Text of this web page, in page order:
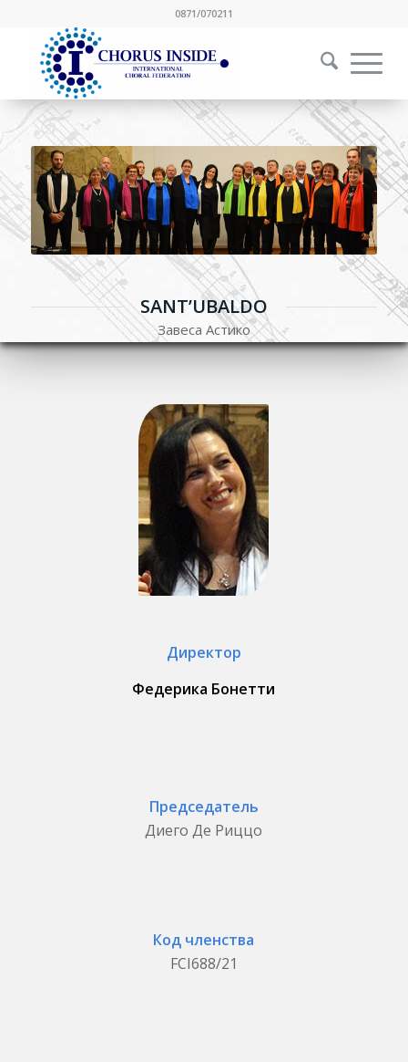
0871/070211
SANT’UBALDO
Завеса Астико
Директор
Федерика Бонетти
Председатель
Диего Де Риццо
Код членства
FCI688/21